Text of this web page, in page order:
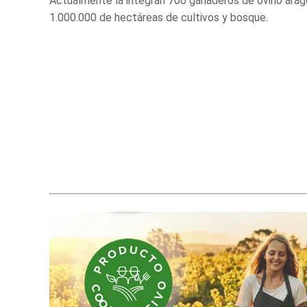
1.000.000 de hectáreas de cultivos y bosque.